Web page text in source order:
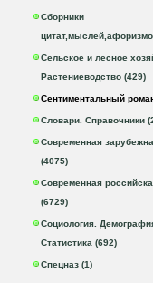
Сборники
Сельское и лесное
Растениеводство (429)
Сентиментальный
Словари. Справочники
Современная
(4075)
Современная
(6729)
Социология.
Статистика (692)
Спецназ (1)